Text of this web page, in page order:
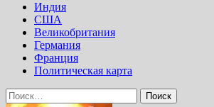
Индия
США
Великобритания
Германия
Франция
Политическая карта
Найти: